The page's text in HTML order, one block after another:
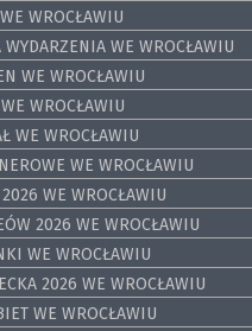
WROCŁAWIU
WE WROCŁAWIU
WE WROCŁAWIU
WROCŁAWIU
WE WROCŁAWIU
WE WROCŁAWIU
WE WROCŁAWIU
2026 WE WROCŁAWIU
WE WROCŁAWIU
2026 WE WROCŁAWIU
WE WROCŁAWIU